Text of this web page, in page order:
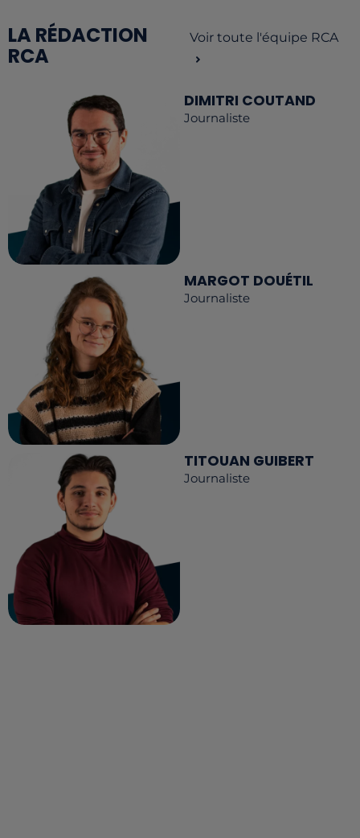
LA RÉDACTION
RCA
Voir toute l'équipe RCA
DIMITRI COUTAND
Journaliste
MARGOT DOUÉTIL
Journaliste
TITOUAN GUIBERT
Journaliste